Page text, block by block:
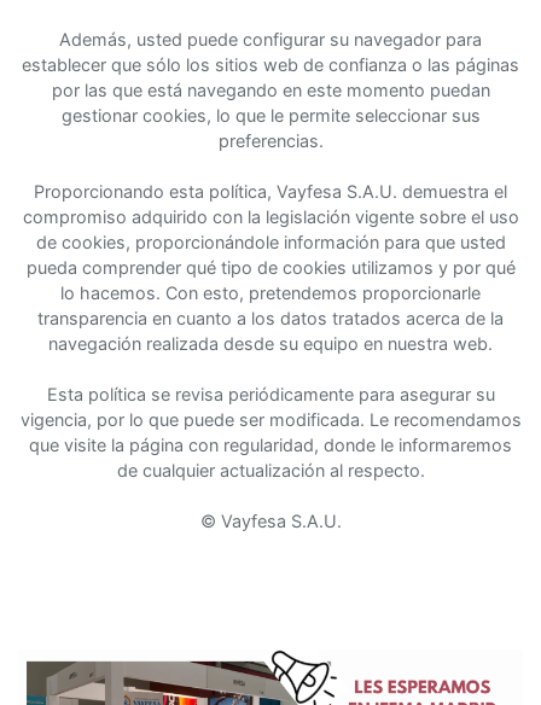
Además, usted puede configurar su navegador para
establecer que sólo los sitios web de confianza o las páginas
por las que está navegando en este momento puedan
gestionar cookies, lo que le permite seleccionar sus
preferencias.
Proporcionando esta política, Vayfesa S.A.U. demuestra el
compromiso adquirido con la legislación vigente sobre el uso
de cookies, proporcionándole información para que usted
pueda comprender qué tipo de cookies utilizamos y por qué
lo hacemos. Con esto, pretendemos proporcionarle
transparencia en cuanto a los datos tratados acerca de la
navegación realizada desde su equipo en nuestra web.
Esta política se revisa periódicamente para asegurar su
vigencia, por lo que puede ser modificada. Le recomendamos
que visite la página con regularidad, donde le informaremos
de cualquier actualización al respecto.
© Vayfesa S.A.U.